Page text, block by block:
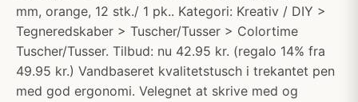
mm, orange, 12 stk./ 1 pk.. Kategori: Kreativ / DIY >
Tegneredskaber > Tuscher/Tusser > Colortime
Tuscher/Tusser. Tilbud: nu 42.95 kr. (regalo 14% fra
49.95 kr.) Vandbaseret kvalitetstusch i trekantet pen
med god ergonomi. Velegnet at skrive med og